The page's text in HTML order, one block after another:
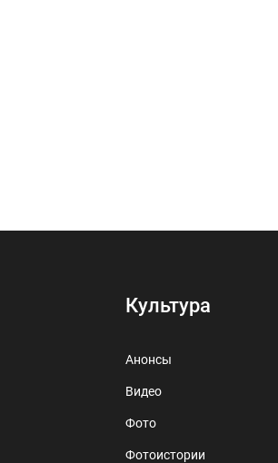
Культура
Анонсы
Видео
Фото
Фотоистории